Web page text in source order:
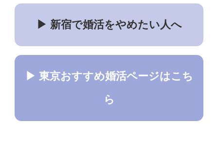
▶ 新宿で婚活をやめたい人へ
▶ 東京おすすめ婚活ページはこち
ら